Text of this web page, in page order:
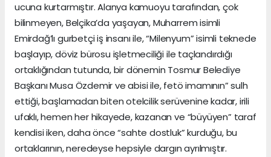
ucuna kurtarmıştır. Alanya kamuoyu tarafından, çok
bilinmeyen, Belçika’da yaşayan, Muharrem isimli
Emirdağ’lı gurbetçi iş insanı ile, “Milenyum” isimli teknede
başlayıp, döviz bürosu işletmeciliği ile taçlandırdığı
ortaklığından tutunda, bir dönemin Tosmur Belediye
Başkanı Musa Özdemir ve abisi ile, fetö imamının” sulh
ettiği, başlamadan biten otelcilik serüvenine kadar, irili
ufaklı, hemen her hikayede, kazanan ve “büyüyen” taraf
kendisi iken, daha önce “sahte dostluk” kurduğu, bu
ortaklarının, neredeyse hepsiyle dargın ayrılmıştır.